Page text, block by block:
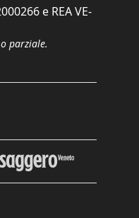
e REA VE-
parziale.